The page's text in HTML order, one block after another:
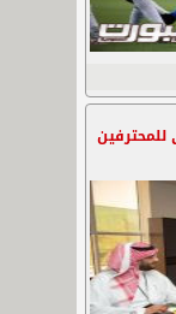
للمحترفين